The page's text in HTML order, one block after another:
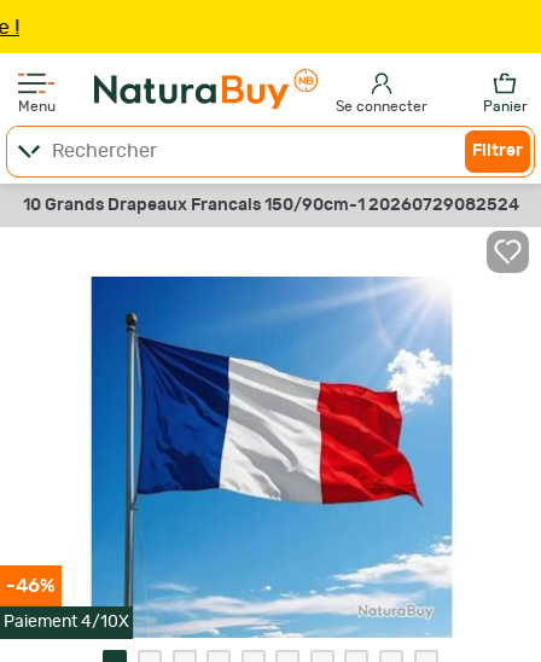
Menu Se connecter Panier
Filtrer
10 Grands Drapeaux Francais 150/90cm-1 20260729082524
-46%
Paiement 4/10X